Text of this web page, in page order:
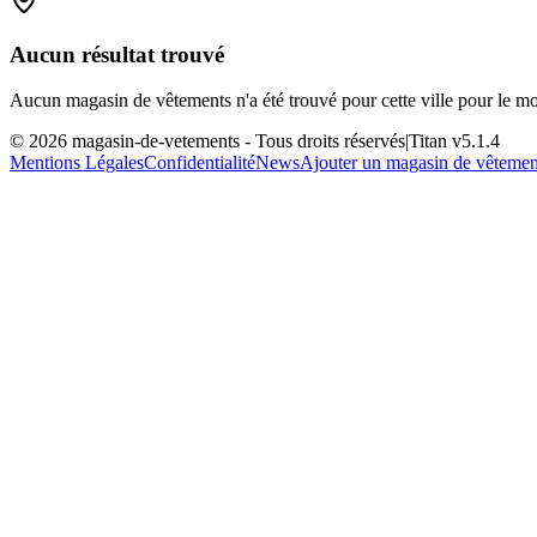
Aucun résultat trouvé
Aucun magasin de vêtements n'a été trouvé pour cette ville pour le
© 2026 magasin-de-vetements - Tous droits réservés|Titan v5.1.4
Mentions LégalesConfidentialitéNewsAjouter un magasin de